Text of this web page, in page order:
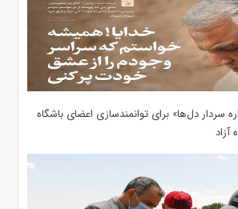
سردار دل‌‌ها» برای توانمندسازی اعضای باشگاه